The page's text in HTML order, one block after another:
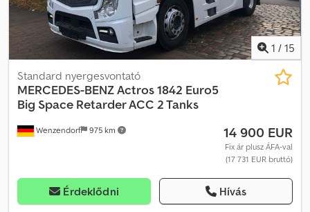
1 / 15
Wenzendorf 975 km
Standard nyergesvontató
MERCEDES-BENZActros 1842 Euro5
Big Space Retarder ACC 2 Tanks
14 900 EUR
Fix ár plusz ÁFA-val
(17 731 EUR bruttó)
Érdeklődni Hívás